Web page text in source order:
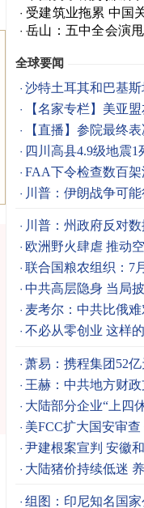
受建筑业拖累 中国
岳山：五中全会演
全球要闻
沙特土耳其和巴基
【名家专栏】美亚
【直播】参院最终
四川高县4.9级地震
FAA下令检查数百架
川普：伊朗战争可
川普：州政府反对
欧洲野火肆虐 推动
联合国粮农组织：7
中共高层隐身 当局
图
麦考尔：中共比俄
不必从零创业 这样
萧易：携程集团52
王赫：中共地方财
大陆部分企业“上四
美FCC扩大国安审
尹建根案宣判 安徽
大陆猪价持续低迷
组图：印尼知名国